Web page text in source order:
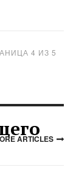
4 ИЗ 5
ARTICLES